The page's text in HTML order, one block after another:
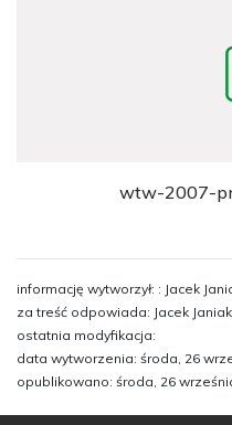
wtw-2007-
informację wytworzył: : Jacek
za treść odpowiada: Jacek Janiak
ostatnia modyfikacja:
data wytworzenia: środa, 26
opublikowano: środa, 26